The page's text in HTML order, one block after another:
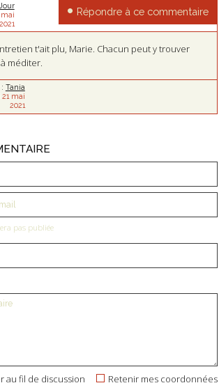
mai
2021
Répondre à ce commentaire
t'ait plu, Marie. Chacun peut y trouver
méditer.
Tania
mai
2021
pas publiée
Retenir mes coordonnées
au fil de discussion